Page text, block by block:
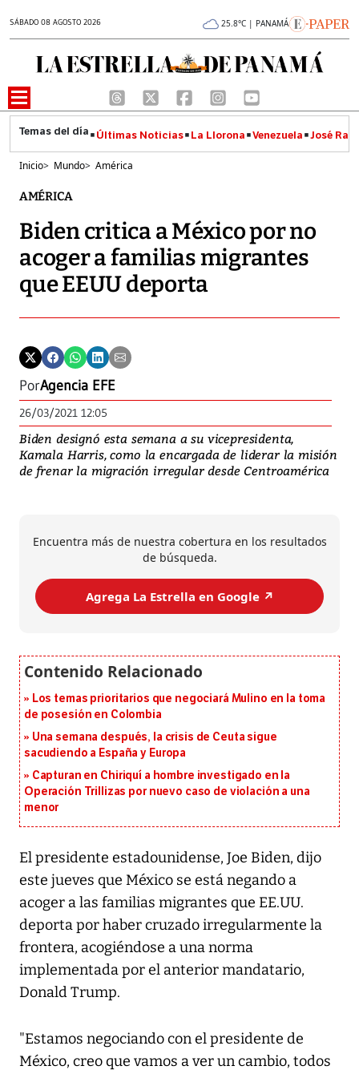
SÁBADO 08 AGOSTO 2026 25.8°C | PANAMÁ
Últimas Noticias La Llorona Venezuela José
Inicio> Mundo> América
AMÉRICA
Biden critica a México por no
acoger a familias migrantes
que EEUU deporta
PorAgencia EFE
26/03/2021 12:05
Biden designó esta semana a su vicepresidenta,
Kamala Harris, como la encargada de liderar la misión
de frenar la migración irregular desde Centroamérica
Encuentra más de nuestra cobertura en los resultados
de búsqueda.
Agrega La Estrella en Google ↗️
Los temas prioritarios que negociará Mulino en la toma
de posesión en Colombia
Una semana después, la crisis de Ceuta sigue
sacudiendo a España y Europa
Capturan en Chiriquí a hombre investigado en la
Operación Trillizas por nuevo caso de violación a una
menor
El presidente estadounidense, Joe Biden, dijo
este jueves que México se está negando a
acoger a las familias migrantes que EE.UU.
deporta por haber cruzado irregularmente la
frontera, acogiéndose a una norma
implementada por el anterior mandatario,
Donald Trump.
"Estamos negociando con el presidente de
México, creo que vamos a ver un cambio, todos